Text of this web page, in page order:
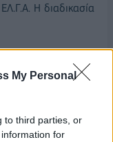
My Personal
to third parties, or
for
Η διαδικασία
2023, με
Υπουργείου
της από τον
καταχώρηση των